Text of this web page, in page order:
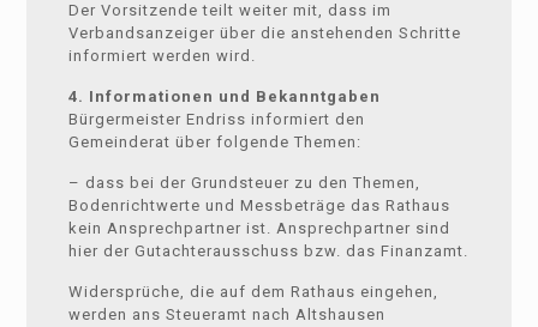
Der Vorsitzende teilt weiter mit, dass im
Verbandsanzeiger über die anstehenden Schritte
informiert werden wird.
4. Informationen und Bekanntgaben
Bürgermeister Endriss informiert den
Gemeinderat über folgende Themen:
– dass bei der Grundsteuer zu den Themen,
Bodenrichtwerte und Messbeträge das Rathaus
kein Ansprechpartner ist. Ansprechpartner sind
hier der Gutachterausschuss bzw. das Finanzamt.
Widersprüche, die auf dem Rathaus eingehen,
werden ans Steueramt nach Altshausen